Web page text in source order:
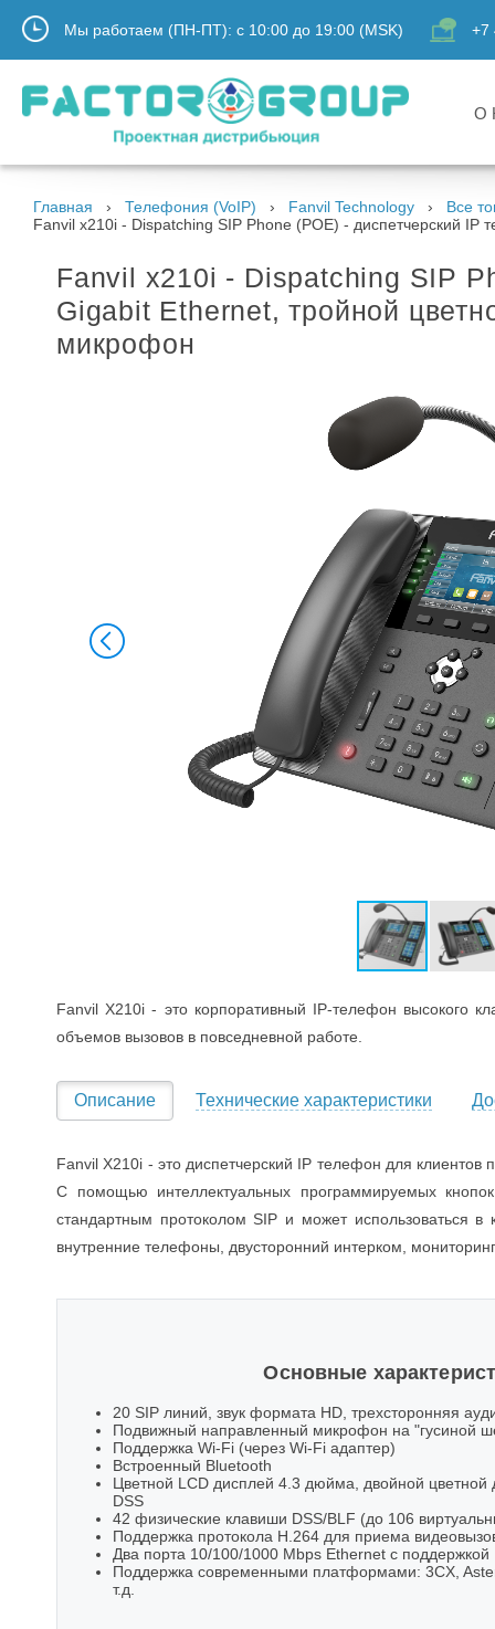
Мы работаем (ПН-ПТ): с 10:00 до 19:00 (MSK) +7
О
Главная Телефония (VoIP) Fanvil Technology
Все
Fanvil x210i - Dispatching SIP Phone (POE) - диспетчерский
Fanvil x210i - Dispatching SIP
Gigabit Ethernet, тройной
микрофон
Fanvil X210i - это корпоративный IP-телефон высокого
объемов вызовов в повседневной работе.
Описание Технические характеристики
Fanvil X210i - это диспетчерский IP телефон для
С помощью интеллектуальных программируемых
стандартным протоколом SIP и может использоваться
внутренние телефоны, двусторонний интерком,
Основные
20 SIP линий, звук формата HD, трехсторонняя
Подвижный направленный микрофон на "гусиной
Поддержка Wi-Fi (через Wi-Fi адаптер)
Встроенный Bluetooth
Цветной LCD дисплей 4.3 дюйма, двойной
DSS
42 физические клавиши DSS/BLF (до 106
Поддержка протокола H.264 для приема
Два порта 10/100/1000 Mbps Ethernet с
Поддержка современными платформами: 3CX,
т.д.